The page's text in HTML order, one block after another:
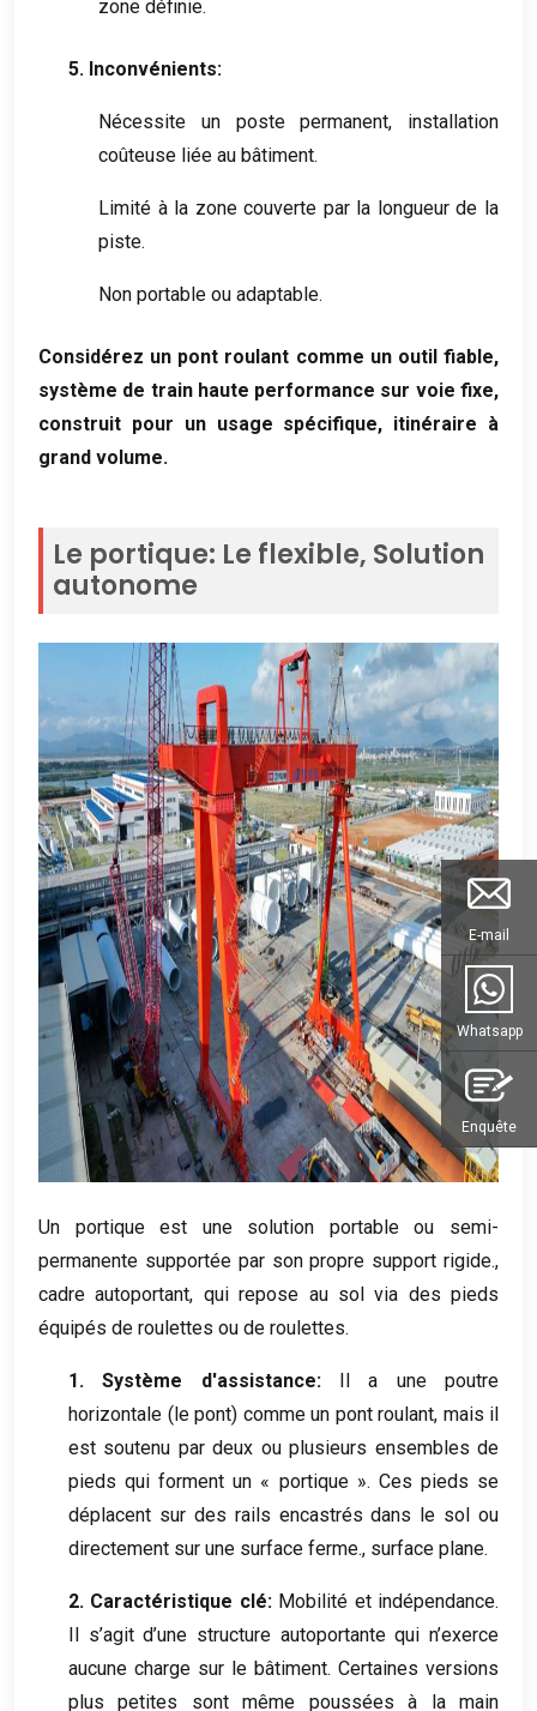
zone définie.
5. Inconvénients:
Nécessite un poste permanent, installation
coûteuse liée au bâtiment.
Limité à la zone couverte par la longueur de la
piste.
Non portable ou adaptable.
Considérez un pont roulant comme un outil fiable,
système de train haute performance sur voie fixe,
construit pour un usage spécifique, itinéraire à
grand volume.
Le portique: Le flexible, Solution
autonome
Un portique est une solution portable ou semi-
permanente supportée par son propre support rigide.,
cadre autoportant, qui repose au sol via des pieds
équipés de roulettes ou de roulettes.
1. Système d'assistance:Il a une poutre
horizontale (le pont) comme un pont roulant, mais il
est soutenu par deux ou plusieurs ensembles de
pieds qui forment un « portique ». Ces pieds se
déplacent sur des rails encastrés dans le sol ou
directement sur une surface ferme., surface plane.
2. Caractéristique clé: Mobilité et indépendance.
Il s’agit d’une structure autoportante qui n’exerce
aucune charge sur le bâtiment. Certaines versions
plus petites sont même poussées à la main
E-mail
Whatsapp
Enquête